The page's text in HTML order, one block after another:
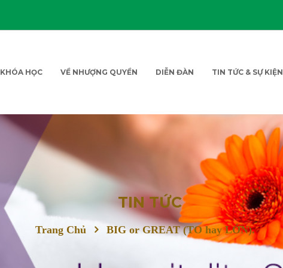
KHÓA HỌC VỀ NHƯỢNG QUYỀN DIỄN ĐÀN TIN TỨC & SỰ KIỆN
TIN TỨC
Trang Chủ BIG or GREAT (TO hay LỚN).